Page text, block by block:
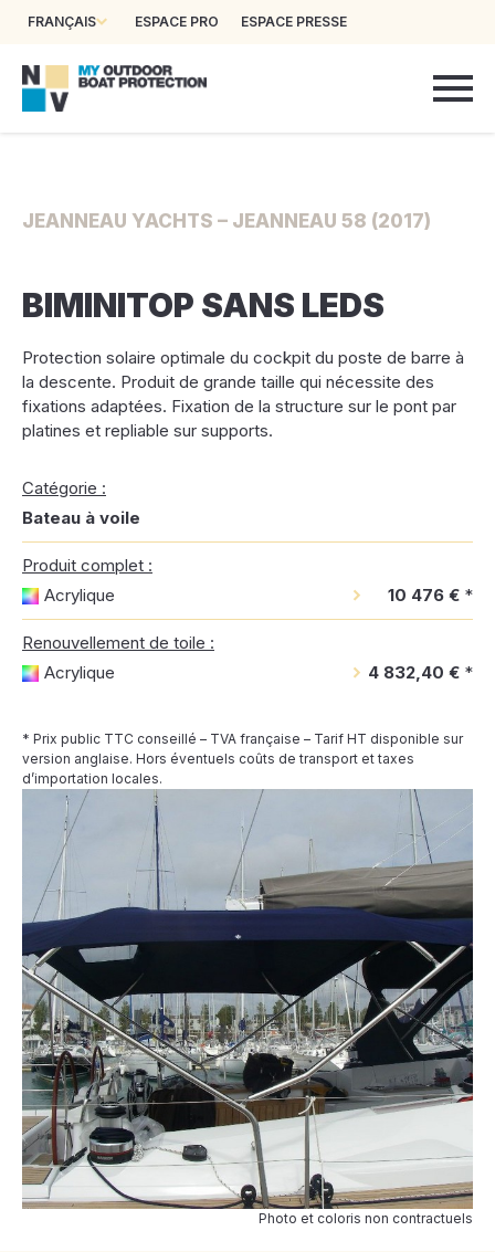
FRANÇAIS ESPACE PRO ESPACE PRESSE
JEANNEAU YACHTS – JEANNEAU 58 (2017)
BIMINITOP SANS LEDS
Protection solaire optimale du cockpit du poste de barre à
la descente. Produit de grande taille qui nécessite des
fixations adaptées. Fixation de la structure sur le pont par
platines et repliable sur supports.
Catégorie :
Bateau à voile
Produit complet :
Acrylique
10 476 € *
Renouvellement de toile :
Acrylique
4 832,40 € *
* Prix public TTC conseillé – TVA française – Tarif HT disponible sur
version anglaise. Hors éventuels coûts de transport et taxes
d’importation locales.
Photo et coloris non contractuels